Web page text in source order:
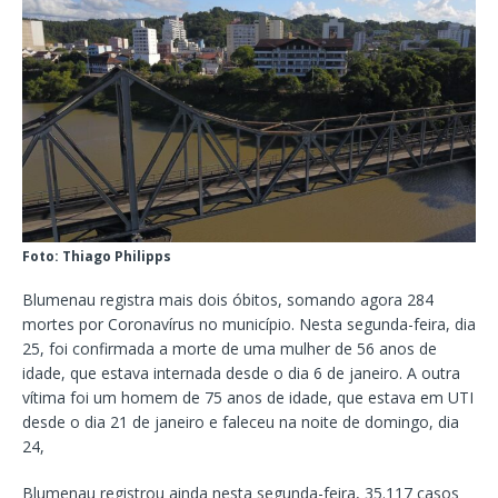
Foto: Thiago Philipps
Blumenau registra mais dois óbitos, somando agora 284
mortes por Coronavírus no município. Nesta segunda-feira, dia
25, foi confirmada a morte de uma mulher de 56 anos de
idade, que estava internada desde o dia 6 de janeiro. A outra
vítima foi um homem de 75 anos de idade, que estava em UTI
desde o dia 21 de janeiro e faleceu na noite de domingo, dia
24,
Blumenau registrou ainda nesta segunda-feira, 35.117 casos